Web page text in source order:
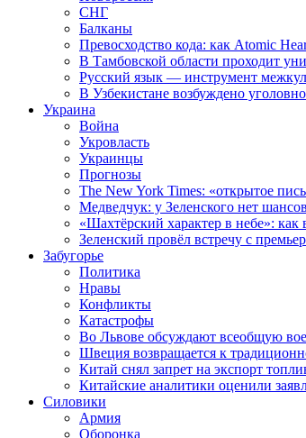
СНГ
Балканы
Превосходство кода: как Atomic
В Тамбовской области проходит
Русский язык — инструмент
В Узбекистане возбуждено
Украина
Война
Укровласть
Украинцы
Прогнозы
The New York Times: «открытое
Медведчук: у Зеленского нет
«Шахтёрский характер в небе»: как
Зеленский провёл встречу с
Забугорье
Политика
Нравы
Конфликты
Катастрофы
Во Львове обсуждают всеобщую
Швеция возвращается к
Китай снял запрет на экспорт
Китайские аналитики оценили
Силовики
Армия
Оборонка